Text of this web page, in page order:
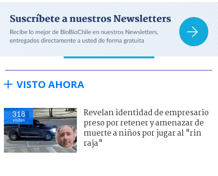
VISTO AHORA
318
visitas
Revelan identidad de empresario
preso por retener y amenazar de
muerte a niños por jugar al "rin
raja"